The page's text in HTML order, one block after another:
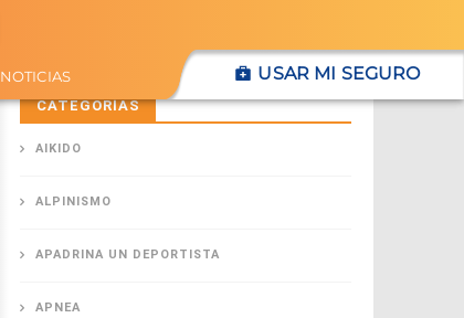
NOTICIAS USAR MI SEGURO
CATEGORÍAS
AIKIDO
ALPINISMO
APADRINA UN DEPORTISTA
APNEA